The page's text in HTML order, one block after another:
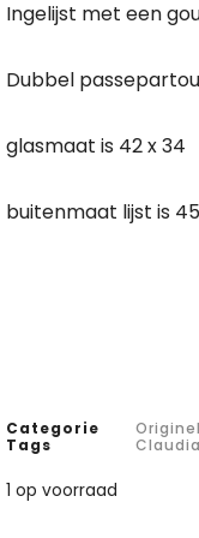
Ingelijst met een
Dubbel
glasmaat is 42 x 34
buitenmaat lijst is
Categorie
Tags
1 op voorraad